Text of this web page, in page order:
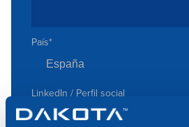
País*
LinkedIn / Perfil social